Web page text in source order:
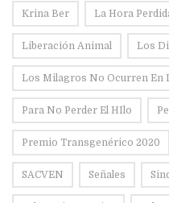
Krina Ber La Hora
Liberación Animal Los
Los Milagros No Ocurren En
Para No Perder El HIlo
Premio Transgenérico 2020
SACVEN Señales